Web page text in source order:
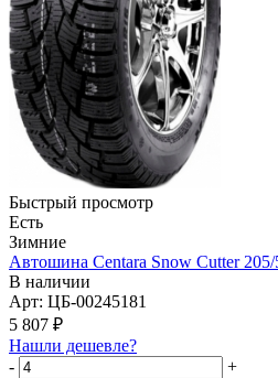
Быстрый просмотр
Есть
Зимние
Автошина Centara Snow Cutter
В наличии
Арт: ЦБ-00245181
5 807 ₽
Нашли дешевле?
-
+